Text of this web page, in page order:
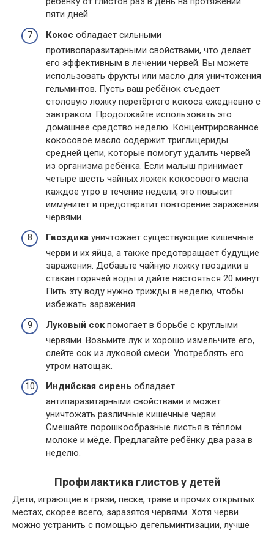
пяти дней.
Кокос обладает сильными
противопаразитарными свойствами, что делает
его эффективным в лечении червей. Вы можете
использовать фрукты или масло для уничтожения
гельминтов. Пусть ваш ребёнок съедает
столовую ложку перетёртого кокоса ежедневно с
завтраком. Продолжайте использовать это
домашнее средство неделю. Концентрированное
кокосовое масло содержит триглицериды
средней цепи, которые помогут удалить червей
из организма ребёнка. Если малыш принимает
четыре шесть чайных ложек кокосового масла
каждое утро в течение недели, это повысит
иммунитет и предотвратит повторение заражения
червями.
Гвоздика уничтожает существующие кишечные
черви и их яйца, а также предотвращает будущие
заражения. Добавьте чайную ложку гвоздики в
стакан горячей воды и дайте настояться 20 минут.
Пить эту воду нужно трижды в неделю, чтобы
избежать заражения.
Луковый сокпомогает в борьбе с круглыми
червями. Возьмите лук и хорошо измельчите его,
слейте сок из луковой смеси. Употреблять его
утром натощак.
Индийская сирень обладает
антипаразитарными свойствами и может
уничтожать различные кишечные черви.
Смешайте порошкообразные листья в тёплом
молоке и мёде. Предлагайте ребёнку два раза в
неделю.
Профилактика глистов у детей
Дети, играющие в грязи, песке, траве и прочих открытых
местах, скорее всего, заразятся червями. Хотя черви
можно устранить с помощью дегельминтизации, лучше